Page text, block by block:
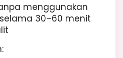
menggunakan
30–60 menit